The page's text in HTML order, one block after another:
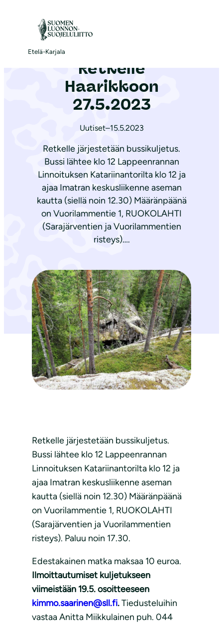
Etelä-Karjala
Etusivu|Ajankohtaista
Retkelle
Haarikkoon
27.5.2023
Uutiset–15.5.2023
Retkelle järjestetään bussikuljetus.
Bussi lähtee klo 12 Lappeenrannan
Linnoituksen Katariinantorilta klo 12 ja
ajaa Imatran keskusliikenne aseman
kautta (siellä noin 12.30) Määränpäänä
on Vuorilammentie 1, RUOKOLAHTI
(Sarajärventien ja Vuorilammentien
risteys)….
Retkelle järjestetään bussikuljetus.
Bussi lähtee klo 12 Lappeenrannan
Linnoituksen Katariinantorilta klo 12 ja
ajaa Imatran keskusliikenne aseman
kautta (siellä noin 12.30) Määränpäänä
on Vuorilammentie 1, RUOKOLAHTI
(Sarajärventien ja Vuorilammentien
risteys). Paluu noin 17.30.
Edestakainen matka maksaa 10 euroa.
Ilmoittautumiset kuljetukseen
viimeistään 19.5. osoitteeseen
kimmo.saarinen@sll.fi.Tiedusteluihin
vastaa Anitta Miikkulainen puh. 044